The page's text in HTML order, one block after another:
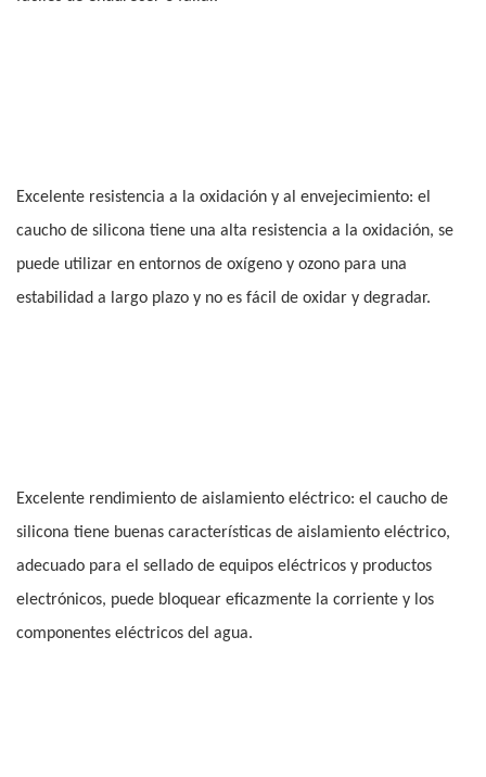
Excelente resistencia a la oxidación y al envejecimiento: el
caucho de silicona tiene una alta resistencia a la oxidación, se
puede utilizar en entornos de oxígeno y ozono para una
estabilidad a largo plazo y no es fácil de oxidar y degradar.
Excelente rendimiento de aislamiento eléctrico: el caucho de
silicona tiene buenas características de aislamiento eléctrico,
adecuado para el sellado de equipos eléctricos y productos
electrónicos, puede bloquear eficazmente la corriente y los
componentes eléctricos del agua.